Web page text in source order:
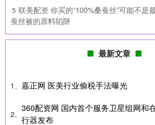
5 联美配资 你买的“100%桑蚕丝”可能不是
蚕丝被的原料陷阱
最新文章
1、 嘉正网 医美行业偷税手法曝光
2、
360配资网 国内首个服务卫星组网和
行器发布